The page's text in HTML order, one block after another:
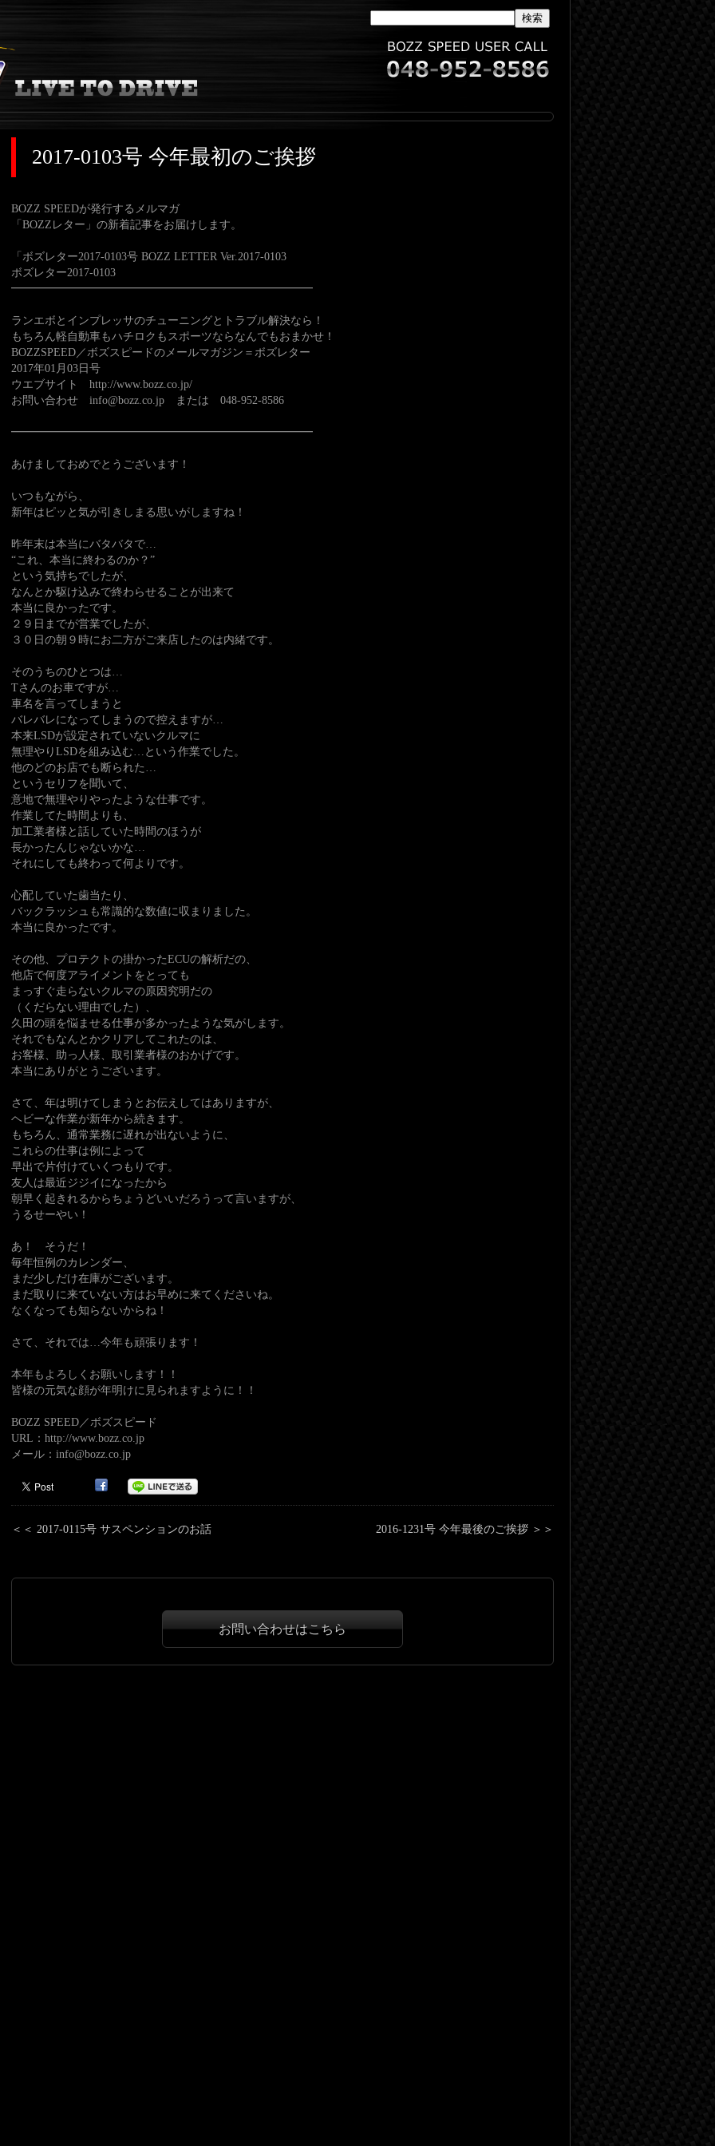
2017-0103号 今年最初のご挨拶
BOZZ SPEEDが発行するメルマガ
「BOZZレター」の新着記事をお届けします。
「ボズレター2017-0103号 BOZZ LETTER Ver.2017-0103
ボズレター2017-0103
━━━━━━━━━━━━━━━━━━━━━━━━━━━
ランエボとインプレッサのチューニングとトラブル解決なら！
もちろん軽自動車もハチロクもスポーツならなんでもおまかせ！
BOZZSPEED／ボズスピードのメールマガジン＝ボズレター
2017年01月03日号
ウエブサイト http://www.bozz.co.jp/
お問い合わせ info@bozz.co.jp または 048-952-8586
━━━━━━━━━━━━━━━━━━━━━━━━━━━
あけましておめでとうございます！
いつもながら、
新年はピッと気が引きしまる思いがしますね！
昨年末は本当にバタバタで…
“これ、本当に終わるのか？”
という気持ちでしたが、
なんとか駆け込みで終わらせることが出来て
本当に良かったです。
２９日までが営業でしたが、
３０日の朝９時にお二方がご来店したのは内緒です。
そのうちのひとつは…
Tさんのお車ですが…
車名を言ってしまうと
バレバレになってしまうので控えますが…
本来LSDが設定されていないクルマに
無理やりLSDを組み込む…という作業でした。
他のどのお店でも断られた…
というセリフを聞いて、
意地で無理やりやったような仕事です。
作業してた時間よりも、
加工業者様と話していた時間のほうが
長かったんじゃないかな…
それにしても終わって何よりです。
心配していた歯当たり、
バックラッシュも常識的な数値に収まりました。
本当に良かったです。
その他、プロテクトの掛かったECUの解析だの、
他店で何度アライメントをとっても
まっすぐ走らないクルマの原因究明だの
（くだらない理由でした）、
久田の頭を悩ませる仕事が多かったような気がします。
それでもなんとかクリアしてこれたのは、
お客様、助っ人様、取引業者様のおかげです。
本当にありがとうございます。
さて、年は明けてしまうとお伝えしてはありますが、
ヘビーな作業が新年から続きます。
もちろん、通常業務に遅れが出ないように、
これらの仕事は例によって
早出で片付けていくつもりです。
友人は最近ジジイになったから
朝早く起きれるからちょうどいいだろうって言いますが、
うるせーやい！
あ！ そうだ！
毎年恒例のカレンダー、
まだ少しだけ在庫がございます。
まだ取りに来ていない方はお早めに来てくださいね。
なくなっても知らないからね！
さて、それでは…今年も頑張ります！
本年もよろしくお願いします！！
皆様の元気な顔が年明けに見られますように！！
BOZZ SPEED／ボズスピード
URL：http://www.bozz.co.jp
メール：info@bozz.co.jp
＜＜ 2017-0115号 サスペンションのお話 2016-1231号 今年最後のご挨拶 ＞＞
お問い合わせはこちら